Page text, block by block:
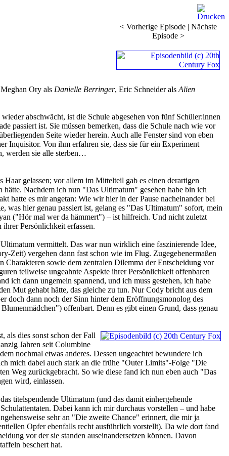
< Vorherige Episode| Nächste
Episode >
Ory als Danielle Berringer, Eric Schneider als Alien
abschwächt, ist die Schule abgesehen von fünf Schüler:innen
passiert ist. Sie müssen bemerken, dass die Schule nach wie vor
Seite wieder herein. Auch alle Fenster sind von eben
Inquisitor. Von ihm erfahren sie, dass sie für ein Experiment
werden sie alle sterben…
gelassen; vor allem im Mittelteil gab es einen derartigen
hätte. Nachdem ich nun "Das Ultimatum" gesehen habe bin ich
hatte es mir angetan: Wie wir hier in der Pause nacheinander bei
was hier genau passiert ist, gelang es "Das Ultimatum" sofort, mein
("Hör mal wer da hämmert") – ist hilfreich. Und nicht zuletzt
Persönlichkeit erfassen.
vermittelt. Das war nun wirklich eine faszinierende Idee,
Zeit) vergehen dann fast schon wie im Flug. Zugegebenermaßen
Charakteren sowie dem zentralen Dilemma der Entscheidung vor
teilweise ungeahnte Aspekte ihrer Persönlichkeit offenbaren
ich dann ungemein spannend, und ich muss gestehen, ich habe
Mut gehabt hätte, das gleiche zu tun. Nur Cody bricht aus dem
doch dann noch der Sinn hinter dem Eröffnungsmonolog des
offenbart. Denn es gibt einen Grund, dass genau
als dies sonst schon der Fall
Jahren seit Columbine
nochmal etwas anderes. Dessen ungeachtet bewundere ich
mich dabei auch stark an die frühe "Outer Limits"-Folge "Die
Weg zurückgebracht. So wie diese fand ich nun eben auch "Das
wird, einlassen.
titelspendende Ultimatum (und das damit einhergehende
Dabei kann ich mir durchaus vorstellen – und habe
sehr an "Die zweite Chance" erinnert, die mir ja
Opfer ebenfalls recht ausführlich vorstellt). Da wie dort fand
vor der sie standen auseinandersetzen können. Davon
beschert hat.